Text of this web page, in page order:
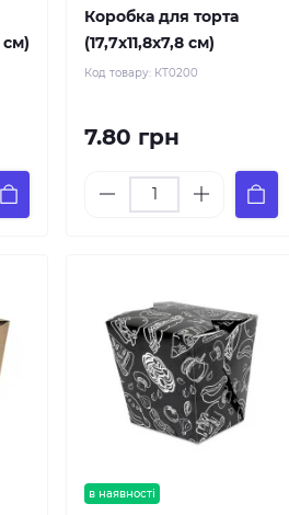
см)
Коробка для торта
(17,7х11,8х7,8 см)
Код товару: КТ0200
7.80 грн
в наявності